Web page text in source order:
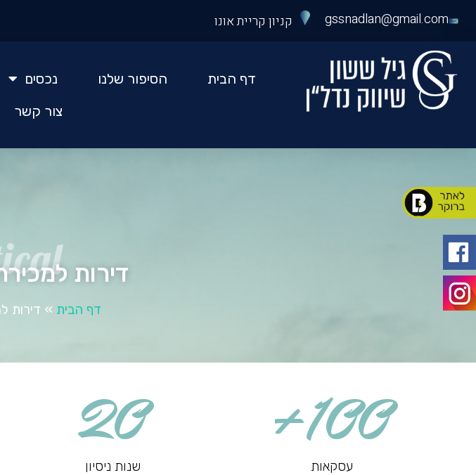
gssnadlan@gmail.com קניון קריית אונו
דף הבית הסיפור שלנו נכסים
צור קשר
דירות
דף הבית » דירות
100+
עסקאות
20
שנות ניסיון